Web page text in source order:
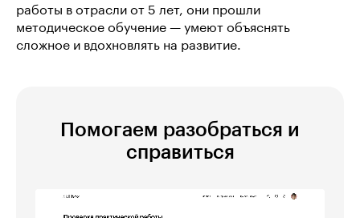
работы в отрасли от 5 лет, они прошли
методическое обучение — умеют объяснять
сложное и вдохновлять на развитие.
Помогаем разобраться и
справиться